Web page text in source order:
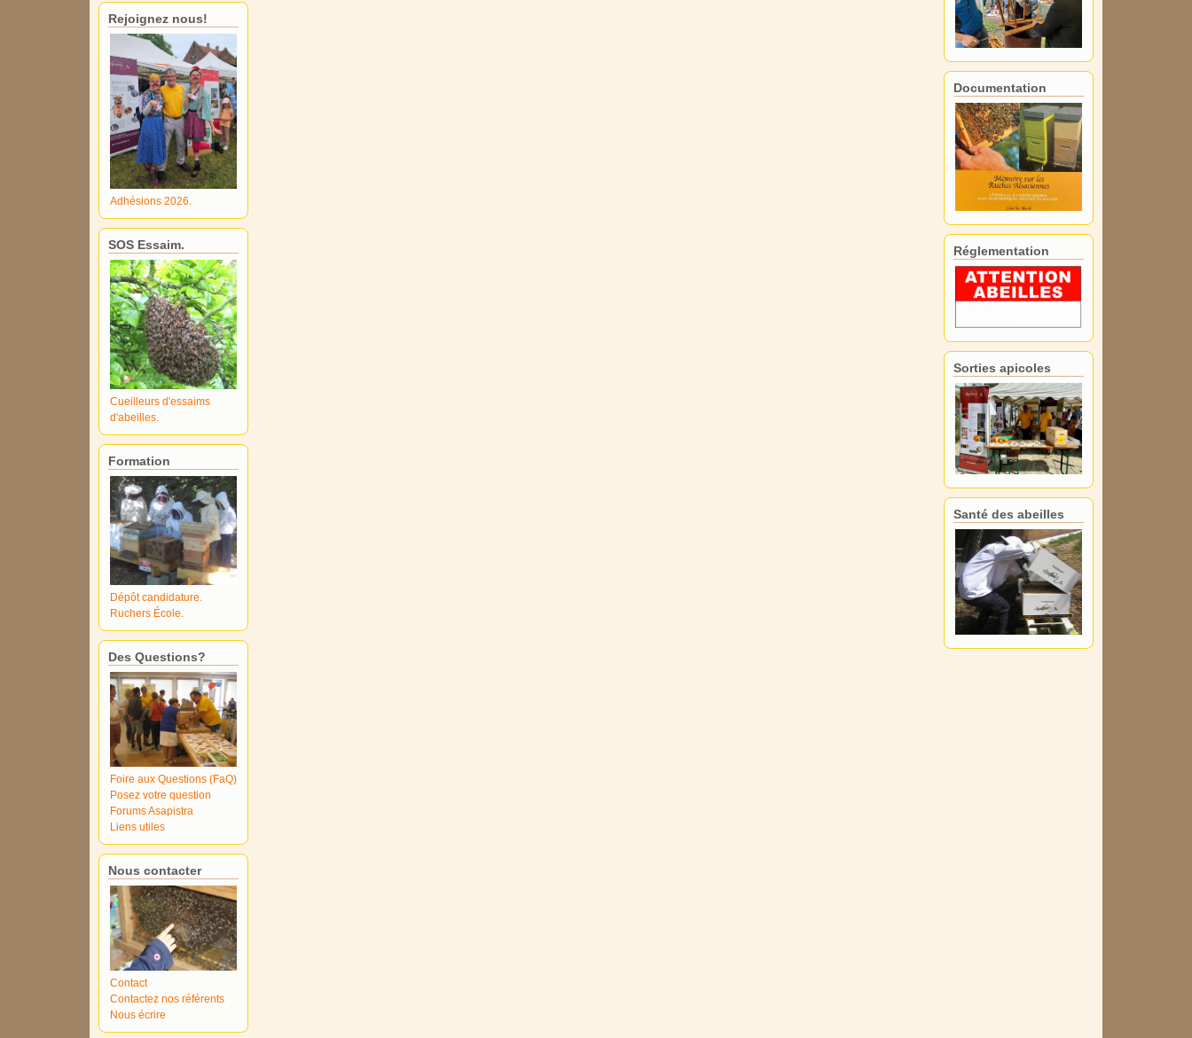
Rejoignez nous!
Adhésions 2026.
SOS Essaim.
Cueilleurs d'essaims
d'abeilles.
Formation
Dépôt candidature.
Ruchers École.
Des Questions?
Foire aux Questions (FaQ)
Posez votre question
Forums Asapistra
Liens utiles
Nous contacter
Contact
Contactez nos référents
Nous écrire
Documentation
Réglementation
Sorties apicoles
Santé des abeilles